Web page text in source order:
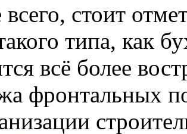
стоит
типа, как
всё более